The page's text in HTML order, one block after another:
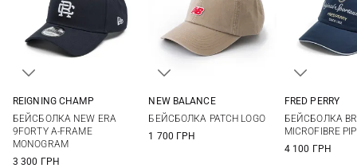
REIGNING CHAMP
БЕЙСБОЛКА NEW ERA
9FORTY A-FRAME
MONOGRAM
3 300 ГРН
NEW BALANCE
БЕЙСБОЛКА PATCH LOGO
1 700 ГРН
FRED PERRY
БЕЙСБОЛКА
MICROFIBRE
4 100 ГРН